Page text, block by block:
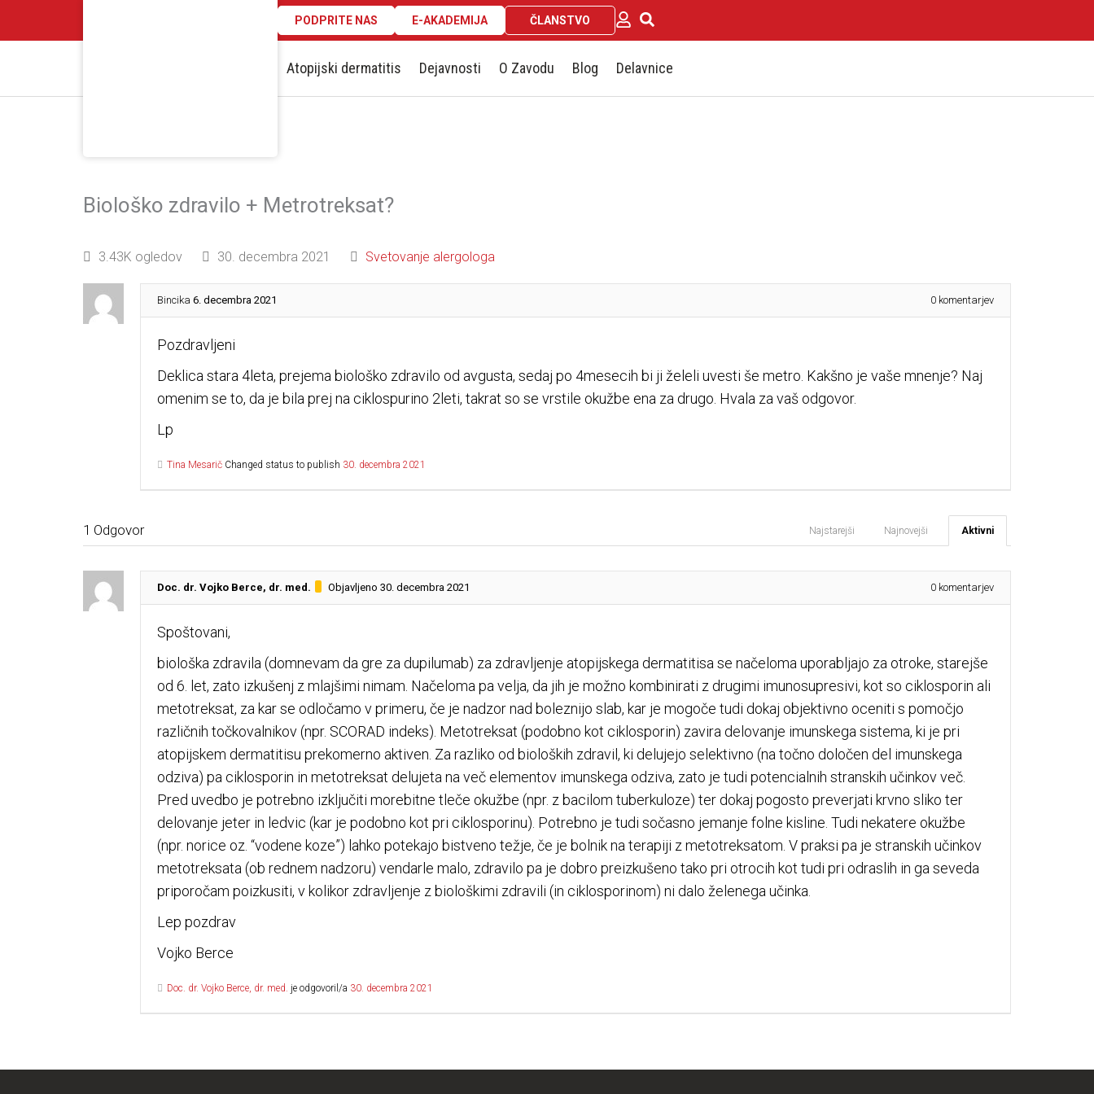
PODPRITE NAS E-AKADEMIJA ČLANSTVO
Atopijski dermatitis Dejavnosti O Zavodu Blog Delavnice
Biološko zdravilo + Metrotreksat?
3.43K ogledov 30. decembra 2021 Svetovanje alergologa
Bincika 6. decembra 2021 0 komentarjev
Pozdravljeni
Deklica stara 4leta, prejema biološko zdravilo od avgusta, sedaj po 4mesecih bi ji želeli uvesti še metro. Kakšno je vaše mnenje? Naj
omenim se to, da je bila prej na ciklospurino 2leti, takrat so se vrstile okužbe ena za drugo. Hvala za vaš odgovor.
Lp
Tina Mesarič Changed status to publish 30. decembra 2021
1 Odgovor Aktivni
Najnovejši
Najstarejši
Doc. dr. Vojko Berce, dr. med. Objavljeno 30. decembra 2021 0 komentarjev
Spoštovani,
biološka zdravila (domnevam da gre za dupilumab) za zdravljenje atopijskega dermatitisa se načeloma uporabljajo za otroke, starejše
od 6. let, zato izkušenj z mlajšimi nimam. Načeloma pa velja, da jih je možno kombinirati z drugimi imunosupresivi, kot so ciklosporin ali
metotreksat, za kar se odločamo v primeru, če je nadzor nad boleznijo slab, kar je mogoče tudi dokaj objektivno oceniti s pomočjo
različnih točkovalnikov (npr. SCORAD indeks). Metotreksat (podobno kot ciklosporin) zavira delovanje imunskega sistema, ki je pri
atopijskem dermatitisu prekomerno aktiven. Za razliko od bioloških zdravil, ki delujejo selektivno (na točno določen del imunskega
odziva) pa ciklosporin in metotreksat delujeta na več elementov imunskega odziva, zato je tudi potencialnih stranskih učinkov več.
Pred uvedbo je potrebno izključiti morebitne tleče okužbe (npr. z bacilom tuberkuloze) ter dokaj pogosto preverjati krvno sliko ter
delovanje jeter in ledvic (kar je podobno kot pri ciklosporinu). Potrebno je tudi sočasno jemanje folne kisline. Tudi nekatere okužbe
(npr. norice oz. “vodene koze”) lahko potekajo bistveno težje, če je bolnik na terapiji z metotreksatom. V praksi pa je stranskih učinkov
metotreksata (ob rednem nadzoru) vendarle malo, zdravilo pa je dobro preizkušeno tako pri otrocih kot tudi pri odraslih in ga seveda
priporočam poizkusiti, v kolikor zdravljenje z biološkimi zdravili (in ciklosporinom) ni dalo želenega učinka.
Lep pozdrav
Vojko Berce
Doc. dr. Vojko Berce, dr. med. je odgovoril/a 30. decembra 2021